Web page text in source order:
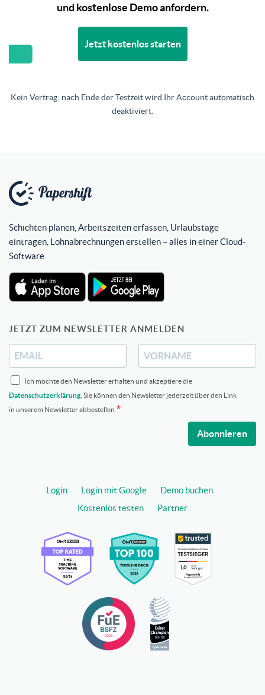
und kostenlose Demo anfordern.
Jetzt kostenlos starten
Kein Vertrag: nach Ende der Testzeit wird Ihr Account automatisch
deaktiviert.
Schichten planen, Arbeitszeiten erfassen, Urlaubstage
eintragen, Lohnabrechnungen erstellen – alles in einer Cloud-
Software
JETZT ZUM NEWSLETTER ANMELDEN
Ich möchte den Newsletter erhalten und akzeptiere die
Datenschutzerklärung . Sie können den Newsletter jederzeit über den Link
in unserem Newsletter abbestellen.
Abonnieren
Login Login mit Google
Demo buchen
Kostenlos testen
Partner